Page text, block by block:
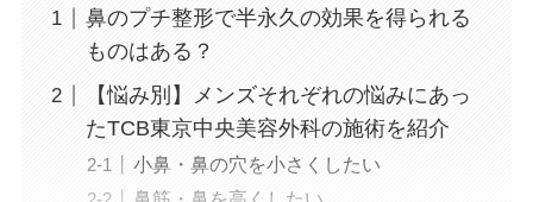
鼻のプチ整形で半永久の効果を得られる
ものはある？
【悩み別】メンズそれぞれの悩みにあっ
たTCB東京中央美容外科の施術を紹介
小鼻・鼻の穴を小さくしたい